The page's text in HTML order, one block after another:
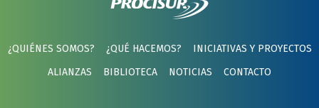
¿QUIÉNES SOMOS? ¿QUÉ HACEMOS?
INICIATIVAS Y PROYECTOS
ALIANZAS
BIBLIOTECA NOTICIAS CONTACTO